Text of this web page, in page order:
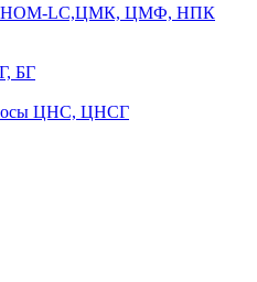
ГНОМ-LC,ЦМК, ЦМФ, НПК
БГ
ЦНС, ЦНСГ